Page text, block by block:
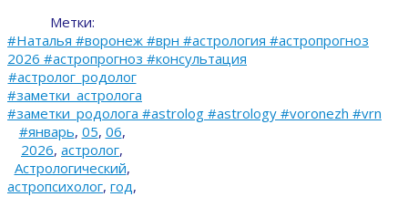
Метки:
#Наталья #воронеж #врн #астрология #астропрогноз
2026 #астропрогноз #консультация
#астролог_родолог
#заметки_астролога
#заметки_родолога #astrolog #astrology #voronezh #vrn
#январь, 05, 06,
2026, астролог,
Астрологический,
астропсихолог, год,